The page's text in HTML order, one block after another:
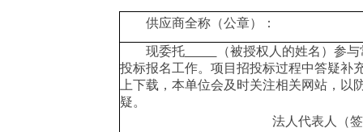
供应商全称（公章）：
现委托 （被授权人的姓名） 参与
投标报名工作。项目招投标过程中答疑补
上下载，本单位会及时关注相关网站，
疑。
法人代表人（